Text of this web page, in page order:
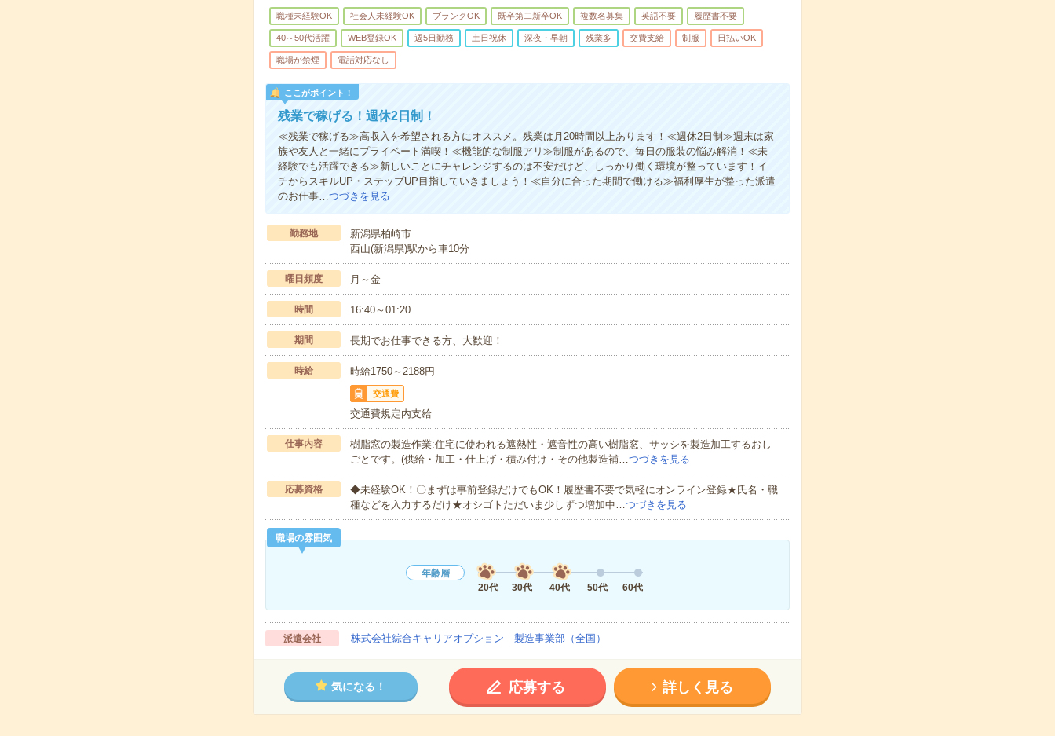
職種未経験OK 社会人未経験OK ブランクOK 既卒第二新卒OK 複数名募集 英語不要 履歴書不要
40～50代活躍 WEB登録OK 週5日勤務 土日祝休 深夜・早朝 残業多 交費支給 制服 日払いOK
職場が禁煙 電話対応なし
ここがポイント！
残業で稼げる！週休2日制！
≪残業で稼げる≫高収入を希望される方にオススメ。残業は月20時間以上あります！≪週休2日制≫週末は家
族や友人と一緒にプライベート満喫！≪機能的な制服アリ≫制服があるので、毎日の服装の悩み解消！≪未
経験でも活躍できる≫新しいことにチャレンジするのは不安だけど、しっかり働く環境が整っています！イ
チからスキルUP・ステップUP目指していきましょう！≪自分に合った期間で働ける≫福利厚生が整った派遣
のお仕事…つづきを見る
勤務地
新潟県柏崎市
西山(新潟県)駅から車10分
曜日頻度 月～金
時間 16:40～01:20
期間 長期でお仕事できる方、大歓迎！
時給 時給1750～2188円
交通費
交通費規定内支給
仕事内容
樹脂窓の製造作業:住宅に使われる遮熱性・遮音性の高い樹脂窓、サッシを製造加工するおし
ごとです。(供給・加工・仕上げ・積み付け・その他製造補…つづきを見る
応募資格
◆未経験OK！〇まずは事前登録だけでもOK！履歴書不要で気軽にオンライン登録★氏名・職
種などを入力するだけ★オシゴトただいま少しずつ増加中…つづきを見る
職場の雰囲気
年齢層
20代
30代 40代 50代 60代
派遣会社 株式会社綜合キャリアオプション 製造事業部（全国）
気になる！ 応募する 詳しく見る